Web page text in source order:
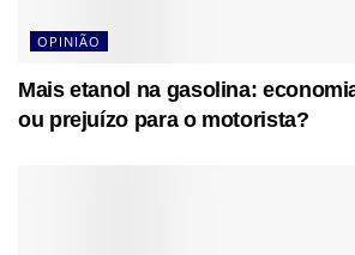
OPINIÃO
Mais etanol na gasolina:
ou prejuízo para o motorista?